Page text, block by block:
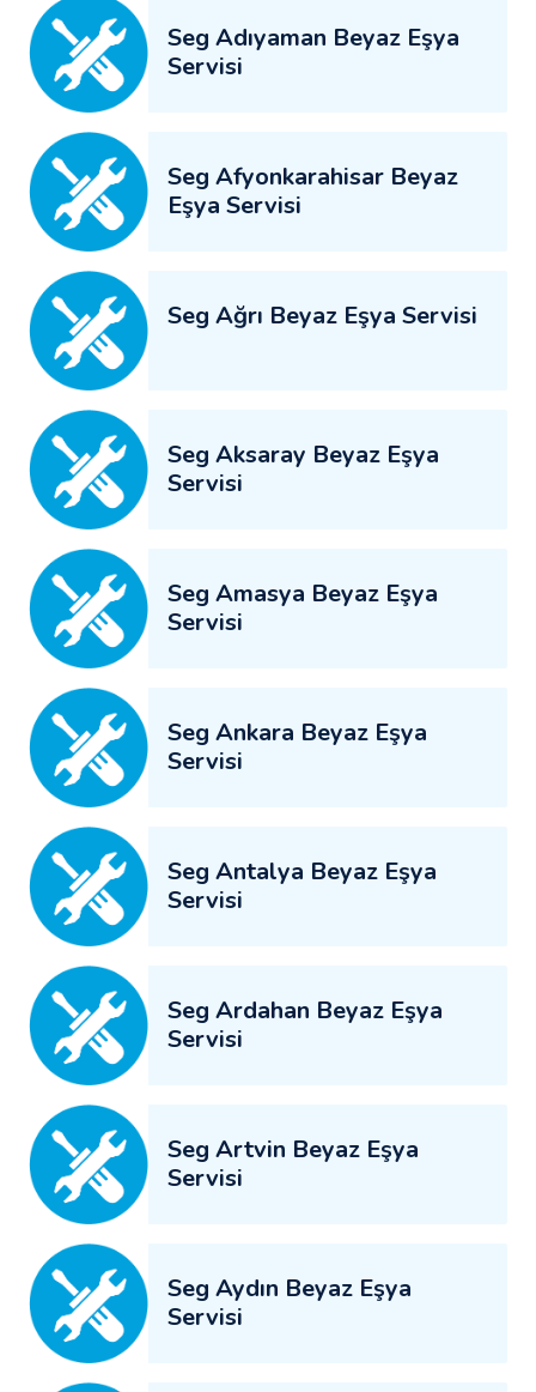
Seg Adıyaman Beyaz Eşya
Servisi
Seg Afyonkarahisar Beyaz
Eşya Servisi
Seg Ağrı Beyaz Eşya Servisi
Seg Aksaray Beyaz Eşya
Servisi
Seg Amasya Beyaz Eşya
Servisi
Seg Ankara Beyaz Eşya
Servisi
Seg Antalya Beyaz Eşya
Servisi
Seg Ardahan Beyaz Eşya
Servisi
Seg Artvin Beyaz Eşya
Servisi
Seg Aydın Beyaz Eşya
Servisi